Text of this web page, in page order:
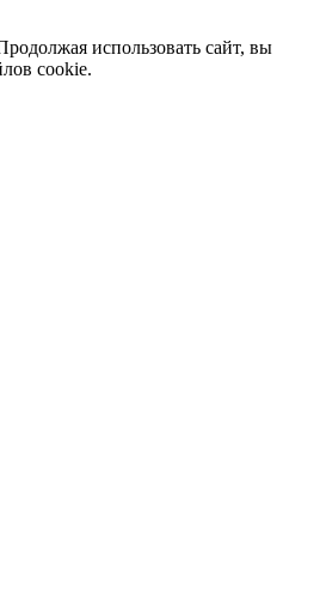
использовать сайт, вы
cookie.